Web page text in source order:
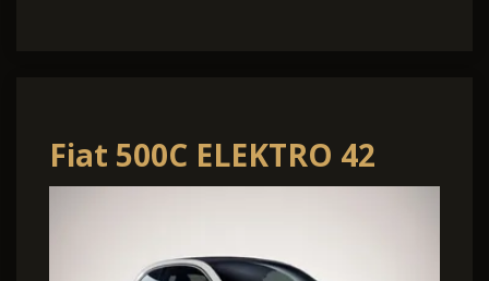
Fiat 500C ELEKTRO 42
KWH LA PRIMA MJ26